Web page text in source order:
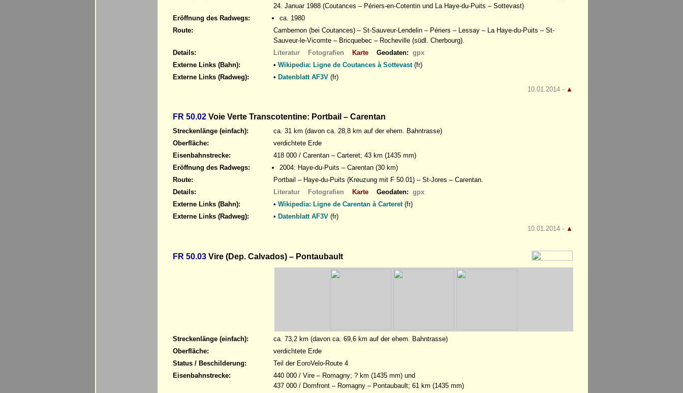
24. Januar 1988 (Coutances – Périers-en-Cotentin und La Haye-du-Puits – Sottevast)
Eröffnung des Radwegs:
ca. 1980
Route:
Cambernon (bei Coutances) – St-Sauveur-Lendelin – Périers – Lessay – La Haye-du-Puits – St-
Sauveur-le-Vicomte – Bricquebec – Rocheville (südl. Cherbourg).
Details:
Literatur Fotografien Karte Geodaten: gpx
Externe Links (Bahn):
• Wikipedia: Ligne de Coutances à Sottevast(fr)
Externe Links (Radweg):
• Datenblatt AF3V (fr)
10.01.2014 - ▲
FR 50.02 Voie Verte Transcotentine: Portbail – Carentan
Streckenlänge (einfach):
ca. 31 km (davon ca. 28,8 km auf der ehem. Bahntrasse)
Oberfläche:
verdichtete Erde
Eisenbahnstrecke:
418 000 / Carentan – Carteret; 43 km (1435 mm)
Eröffnung des Radwegs:
2004: Haye-du-Puits – Carentan (30 km)
Route:
Portbail – Haye-du-Puits (Kreuzung mit F 50.01) – St-Jores – Carentan.
Details:
Literatur Fotografien Karte Geodaten: gpx
Externe Links (Bahn):
• Wikipedia: Ligne de Carentan à Carteret(fr)
Externe Links (Radweg):
• Datenblatt AF3V (fr)
10.01.2014 - ▲
FR 50.03 Vire (Dep. Calvados) – Pontaubault
Streckenlänge (einfach):
ca. 73,2 km (davon ca. 69,6 km auf der ehem. Bahntrasse)
Oberfläche:
verdichtete Erde
Status / Beschilderung:
Teil der EoroVelo-Route 4
Eisenbahnstrecke:
440 000 / Vire – Romagny; ? km (1435 mm) und
437 000 / Domfront – Romagny – Pontaubault; 61 km (1435 mm)